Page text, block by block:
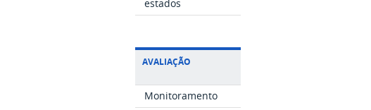
estados
AVALIAÇÃO
Monitoramento